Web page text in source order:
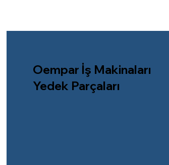
Oempar İş Makinaları
Yedek Parçaları